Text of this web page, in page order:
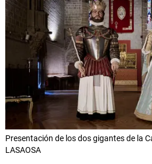
Presentación de los dos gigantes de la
LASAOSA